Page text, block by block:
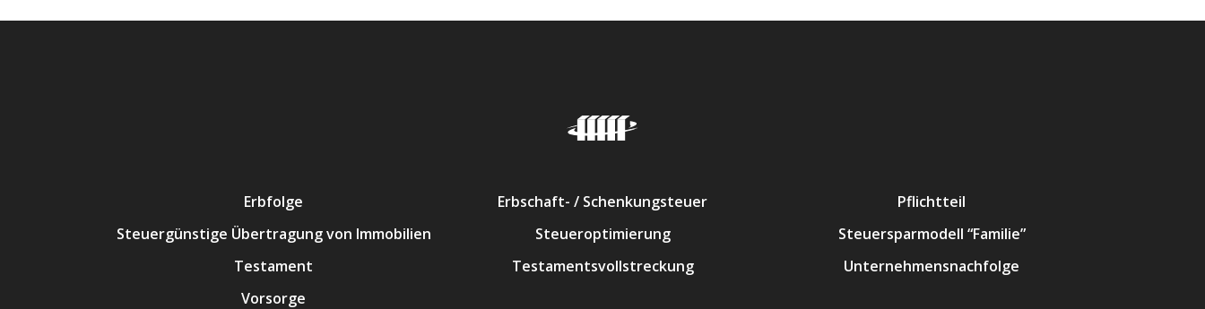
Erbfolge Erbschaft- / Schenkungsteuer
Pflichtteil
Steuergünstige Übertragung von Immobilien
Steueroptimierung
Steuersparmodell “Familie”
Testament
Testamentsvollstreckung
Unternehmensnachfolge
Vorsorge